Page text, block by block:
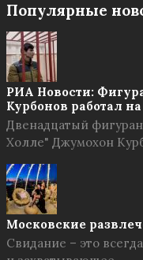
Популярные
РИА Новости:
Курбонов работал
Двенадцатый
Холле" Джумохон
Московские
Свидание – это